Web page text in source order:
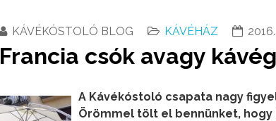
KÁVÉKÓSTOLÓ BLOG KÁVÉHÁZ
Francia csók avagy
A Kávékóstoló csapata nagy
Örömmel tölt el bennünket,